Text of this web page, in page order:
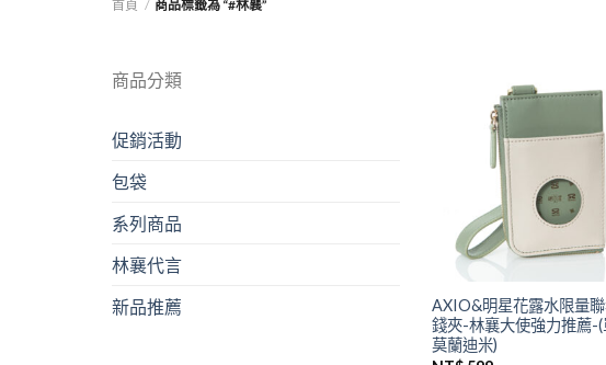
首頁 / 商品標籤為 “#林襄”
商品分類
促銷活動
包袋
系列商品
林襄代言
新品推薦
AXIO&明星花露水限量
錢夾-林襄大使強力推薦-
莫蘭迪米)